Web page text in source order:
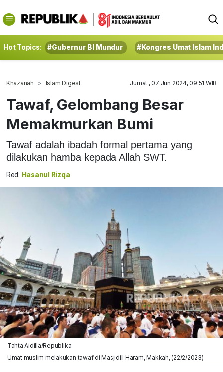
Hot Topics: #Gubernur BI Mundur #Kongres Umat Islam
Khazanah Islam Digest Jumat , 07 Jun 2024, 09:51 WIB
Tawaf, Gelombang Besar
Memakmurkan Bumi
Tawaf adalah ibadah formal pertama yang
dilakukan hamba kepada Allah SWT.
Red: Hasanul Rizqa
Tahta Aidilla/Republika
Umat muslim melakukan tawaf di Masjidill Haram, Makkah, (22/2/2023)